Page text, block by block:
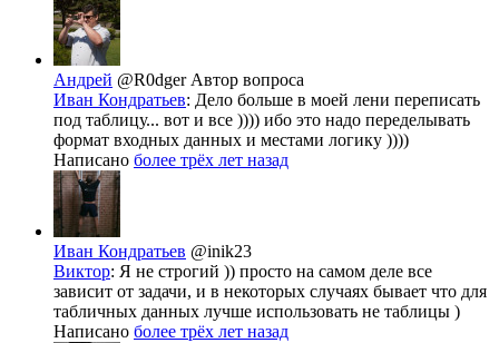
Андрей @R0dger Автор вопроса
Иван Кондратьев: Дело больше в моей лени переписать
под таблицу... вот и все )))) ибо это надо переделывать
формат входных данных и местами логику ))))
Написано более трёх лет назад
Иван Кондратьев @inik23
Виктор: Я не строгий )) просто на самом деле все
зависит от задачи, и в некоторых случаях бывает что для
табличных данных лучше использовать не таблицы )
Написано более трёх лет назад